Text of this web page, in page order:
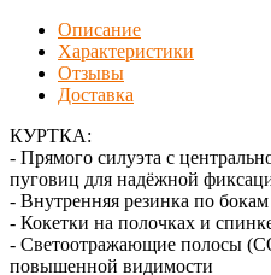
Описание
Характеристики
Отзывы
Доставка
КУРТКА:
- Прямого силуэта с
пуговиц для надёжной
- Внутренняя резинка по бокам
- Кокетки на полочках и
- Светоотражающие полосы
повышенной видимости